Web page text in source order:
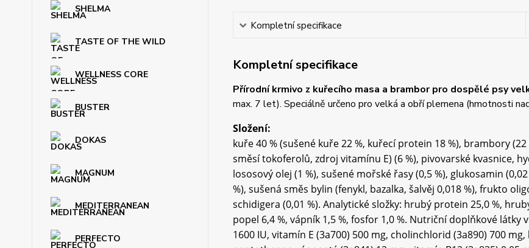
SHELMA
TASTE OF THE WILD
WELLNESS CORE
BUSTER
DOKAS
MAGNUM
MEDITERRANEAN
PERFECTO
Kompletní specifikace
Kompletní specifikace
Přírodní krmivo z kuřecího masa a brambor pro dospělé psy
max. 7 let). Speciálně určeno pro velká a obří plemena (hmotnosti
Složení:
kuře 40 % (sušené kuře 22 %, kuřecí protein 18 %), brambory
směsí tokoferolů, zdroj vitamínu E) (6 %), pivovarské kvasnice,
lososový olej (1 %), sušené mořské řasy (0,5 %), glukosamin
%), sušená směs bylin (fenykl, bazalka, šalvěj 0,018 %), frukto
schidigera (0,01 %). Analytické složky: hrubý protein 25,0 %,
popel 6,4 %, vápník 1,5 %, fosfor 1,0 %. Nutriční doplňkové látky
1600 IU, vitamín E (3a700) 500 mg, cholinchlorid (3a890) 700